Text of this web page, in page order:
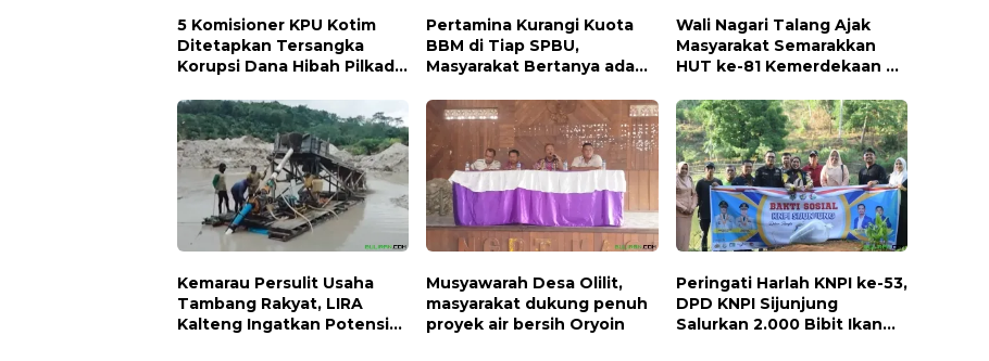
5 Komisioner KPU Kotim
Ditetapkan Tersangka
Korupsi Dana Hibah Pilkada,
Milyard
Pertamina Kurangi Kuota
BBM di Tiap SPBU,
Masyarakat Bertanya ada
Wali Nagari Talang Ajak
Masyarakat Semarakkan
HUT ke-81 Kemerdekaan RI
Bendera Merah Putih
Kemarau Persulit Usaha
Tambang Rakyat, LIRA
Kalteng Ingatkan Potensi
Musyawarah Desa Olilit,
masyarakat dukung penuh
proyek air bersih Oryoin
Peringati Harlah KNPI ke-53,
DPD KNPI Sijunjung
Salurkan 2.000 Bibit Ikan